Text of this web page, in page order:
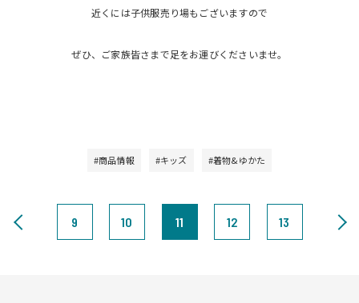
近くには子供服売り場もございますので
ぜひ、ご家族皆さまで足をお運びくださいませ。
#商品情報 #キッズ #着物&ゆかた
9 10 11 12 13